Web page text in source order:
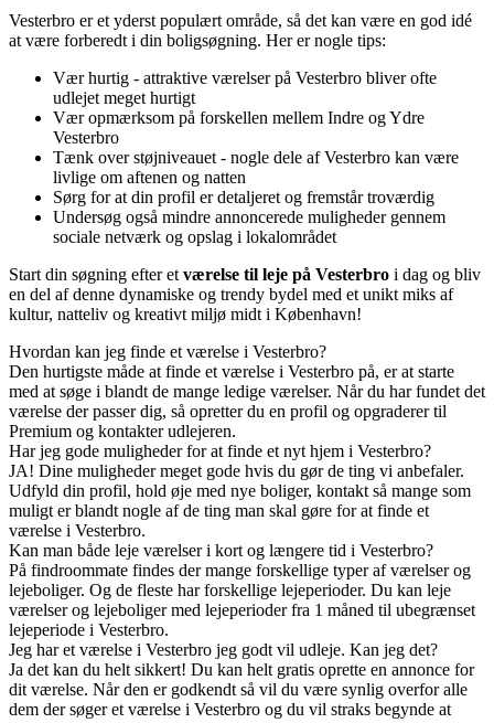
Vesterbro er et yderst populært område, så det kan være en god idé
at være forberedt i din boligsøgning. Her er nogle tips:
Vær hurtig - attraktive værelser på Vesterbro bliver ofte
udlejet meget hurtigt
Vær opmærksom på forskellen mellem Indre og Ydre
Vesterbro
Tænk over støjniveauet - nogle dele af Vesterbro kan være
livlige om aftenen og natten
Sørg for at din profil er detaljeret og fremstår troværdig
Undersøg også mindre annoncerede muligheder gennem
sociale netværk og opslag i lokalområdet
Start din søgning efter et værelse til leje på Vesterbro i dag og bliv
en del af denne dynamiske og trendy bydel med et unikt miks af
kultur, natteliv og kreativt miljø midt i København!
Hvordan kan jeg finde et værelse i Vesterbro?
Den hurtigste måde at finde et værelse i Vesterbro på, er at starte
med at søge i blandt de mange ledige værelser. Når du har fundet det
værelse der passer dig, så opretter du en profil og opgraderer til
Premium og kontakter udlejeren.
Har jeg gode muligheder for at finde et nyt hjem i Vesterbro?
JA! Dine muligheder meget gode hvis du gør de ting vi anbefaler.
Udfyld din profil, hold øje med nye boliger, kontakt så mange som
muligt er blandt nogle af de ting man skal gøre for at finde et
værelse i Vesterbro.
Kan man både leje værelser i kort og længere tid i Vesterbro?
På findroommate findes der mange forskellige typer af værelser og
lejeboliger. Og de fleste har forskellige lejeperioder. Du kan leje
værelser og lejeboliger med lejeperioder fra 1 måned til ubegrænset
lejeperiode i Vesterbro.
Jeg har et værelse i Vesterbro jeg godt vil udleje. Kan jeg det?
Ja det kan du helt sikkert! Du kan helt gratis oprette en annonce for
dit værelse. Når den er godkendt så vil du være synlig overfor alle
dem der søger et værelse i Vesterbro og du vil straks begynde at